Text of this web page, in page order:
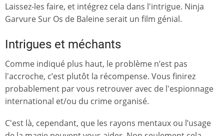
Laissez-les faire, et intégrez cela dans l'intrigue. Ninja
Garvure Sur Os de Baleine serait un film génial.
Intrigues et méchants
Comme indiqué plus haut, le problème n’est pas
l'accroche, c’est plutôt la récompense. Vous finirez
probablement par vous retrouver avec de l'espionnage
international et/ou du crime organisé.
C'est là, cependant, que les rayons mentaux ou l’usage